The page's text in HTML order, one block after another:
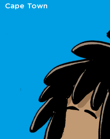
Cape Town